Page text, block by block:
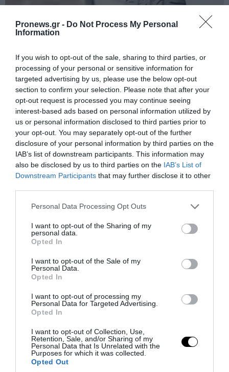
Pronews.gr - Do Not Process My Personal
Information
If you wish to opt-out of the sale, sharing to third parties, or
processing of your personal or sensitive information for
targeted advertising by us, please use the below opt-out
section to confirm your selection. Please note that after your
opt-out request is processed you may continue seeing
interest-based ads based on personal information utilized by
us or personal information disclosed to third parties prior to
your opt-out. You may separately opt-out of the further
disclosure of your personal information by third parties on the
IAB’s list of downstream participants. This information may
also be disclosed by us to third parties on the IAB’s List of
Downstream Participants that may further disclose it to other
Please note that this website/app uses one or more Google
not limited to your visit or usage behaviour. You may click to
grant or deny consent to Google and its third-party tags to
use your data for below specified purposes in below Google
consent section.
Personal Data Processing Opt Outs
I want to opt-out of the Sharing of my
personal data.
Opted In
I want to opt-out of the Sale of my
Personal Data.
Opted In
I want to opt-out of processing my
Personal Data for Targeted Advertising.
Opted In
I want to opt-out of Collection, Use,
Retention, Sale, and/or Sharing of my
Personal Data that Is Unrelated with the
Purposes for which it was collected.
Opted Out
PRONEWS.GR /AUTO - MOTO
Δεν είναι μόνο θέμα σχεδίασης: Οι
μικρές αυλακώσεις στα ελαστικά
παίζουν τεράστιο ρόλο στην ασφάλεια
07.08.2026 | 11:21
PRONEWS.GR /
ΚΟΚ: Οι τρεις πινακίδες που μπερδεύουν
πολλούς οδηγούς – Τι σημαίνουν και
ποιες οι διαφορές τους